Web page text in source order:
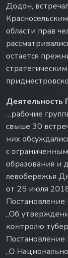
Додон,
области прав
остается
Деятельность
…рабочие
свыше 30
них
с
образования и
левобережья
от 25 июля
,,Об
контролю
,,О